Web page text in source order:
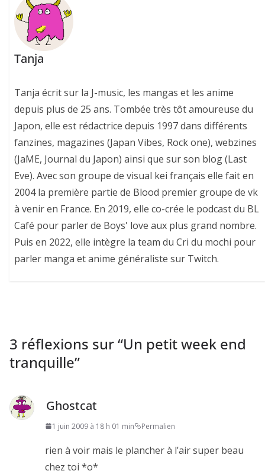
Tanja
Tanja écrit sur la J-music, les mangas et les anime
depuis plus de 25 ans. Tombée très tôt amoureuse du
Japon, elle est rédactrice depuis 1997 dans différents
fanzines, magazines (Japan Vibes, Rock one), webzines
(JaME, Journal du Japon) ainsi que sur son blog (Last
Eve). Avec son groupe de visual kei français elle fait en
2004 la première partie de Blood premier groupe de vk
à venir en France. En 2019, elle co-crée le podcast du BL
Café pour parler de Boys' love aux plus grand nombre.
Puis en 2022, elle intègre la team du Cri du mochi pour
parler manga et anime généraliste sur Twitch.
3 réflexions sur “Un petit week end
tranquille”
Ghostcat
1 juin 2009 à 18 h 01 min Permalien
rien à voir mais le plancher à l’air super beau
chez toi *o*